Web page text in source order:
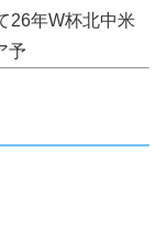
26年W杯北中米
予